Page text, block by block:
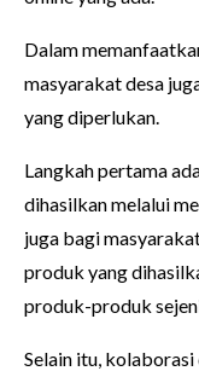
Dalam
masyarakat desa
yang diperlukan.
Langkah pertama
dihasilkan melalui
juga bagi
produk yang
produk-produk
Selain itu, kolaborasi